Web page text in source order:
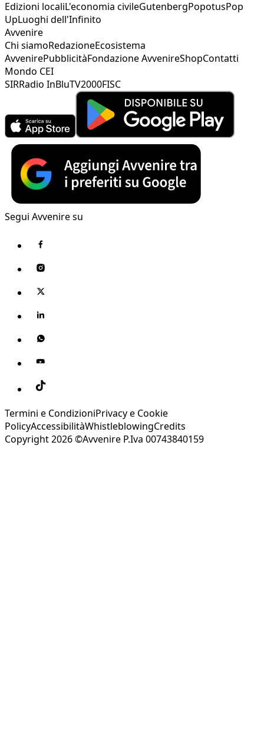
Edizioni localiL'economia civileGutenbergPopotusPop
UpLuoghi dell'Infinito
Avvenire
Chi siamoRedazioneEcosistema
AvvenirePubblicitàFondazione AvvenireShopContatti
Mondo CEI
SIRRadio InBluTV2000FISC
Segui Avvenire su
Termini e CondizioniPrivacy e Cookie
PolicyAccessibilitàWhistleblowingCredits
Copyright 2026 ©Avvenire P.Iva 00743840159